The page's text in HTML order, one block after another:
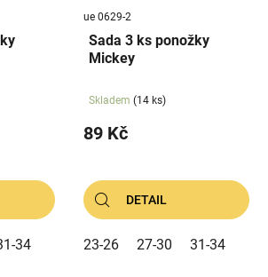
34
ue 0629-2
Sada 3 ks ponožky
Mickey
Skladem (14 ks)
89 Kč
DETAIL
23-26 27-30 31-34